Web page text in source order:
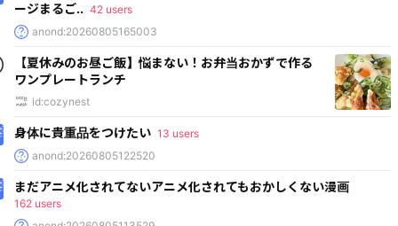
ージまるご.. 42 users
anond:20260805165003
【夏休みのお昼ご飯】悩まない！お弁当おかずで作る
ワンプレートランチ
id:cozynest
身体に貴重品をつけたい 13 users
anond:20260805122520
まだアニメ化されてないアニメ化されてもおかしくない漫画
162 users